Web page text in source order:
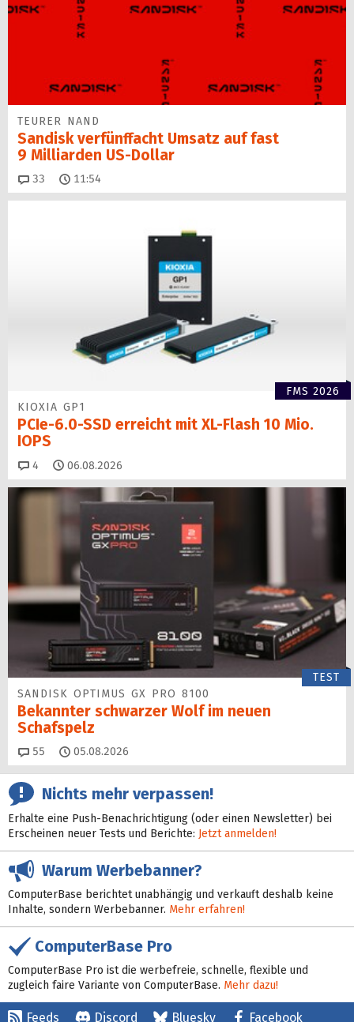
TEURER NAND
Sandisk verfünffacht Umsatz auf fast
9 Milliarden US-Dollar
33 Kommentare
11:54
FMS 2026
KIOXIA GP1
PCIe-6.0-SSD erreicht mit XL-Flash 10 Mio.
IOPS
4 Kommentare
06.08.2026
TEST
SANDISK OPTIMUS GX PRO 8100
Bekannter schwarzer Wolf im neuen
Schafspelz
55 Kommentare
05.08.2026
Nichts mehr verpassen!
Erhalte eine Push-Benachrichtigung (oder einen Newsletter) bei
Erscheinen neuer Tests und Berichte: Jetzt anmelden!
Warum Werbebanner?
ComputerBase berichtet unabhängig und verkauft deshalb keine
Inhalte, sondern Werbebanner. Mehr erfahren!
ComputerBase Pro
ComputerBase Pro ist die werbefreie, schnelle, flexible und
zugleich faire Variante von ComputerBase. Mehr dazu!
Feeds Discord Bluesky Facebook